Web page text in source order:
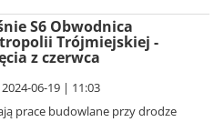
S6 Obwodnica
Trójmiejskiej -
z czerwca
2024-06-19 | 11:03
prace budowlane przy drodze